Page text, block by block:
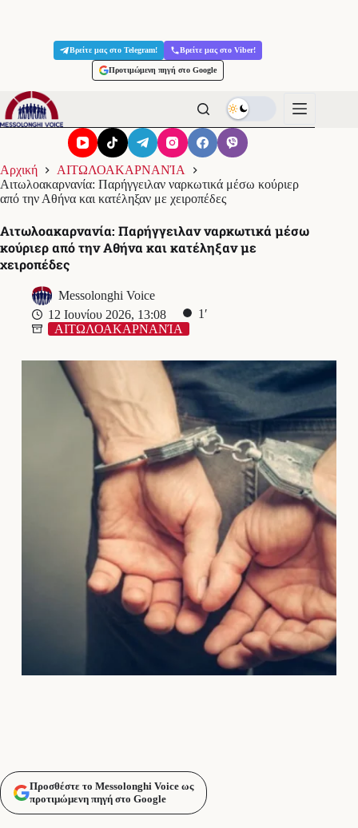
Βρείτε μας στο Telegram! Βρείτε μας στο Viber!
Προτιμώμενη πηγή στο Google
Αρχική
ΑΙΤΩΛΟΑΚΑΡΝΑΝΊΑ
Αιτωλοακαρνανία: Παρήγγειλαν ναρκωτικά μέσω κούριερ
από την Αθήνα και κατέληξαν με χειροπέδες
Αιτωλοακαρνανία: Παρήγγειλαν ναρκωτικά μέσω
κούριερ από την Αθήνα και κατέληξαν με
χειροπέδες
Messolonghi Voice
12 Ιουνίου 2026, 13:08
1′
ΑΙΤΩΛΟΑΚΑΡΝΑΝΊΑ
Προσθέστε το Messolonghi Voice ως
προτιμώμενη πηγή στο Google